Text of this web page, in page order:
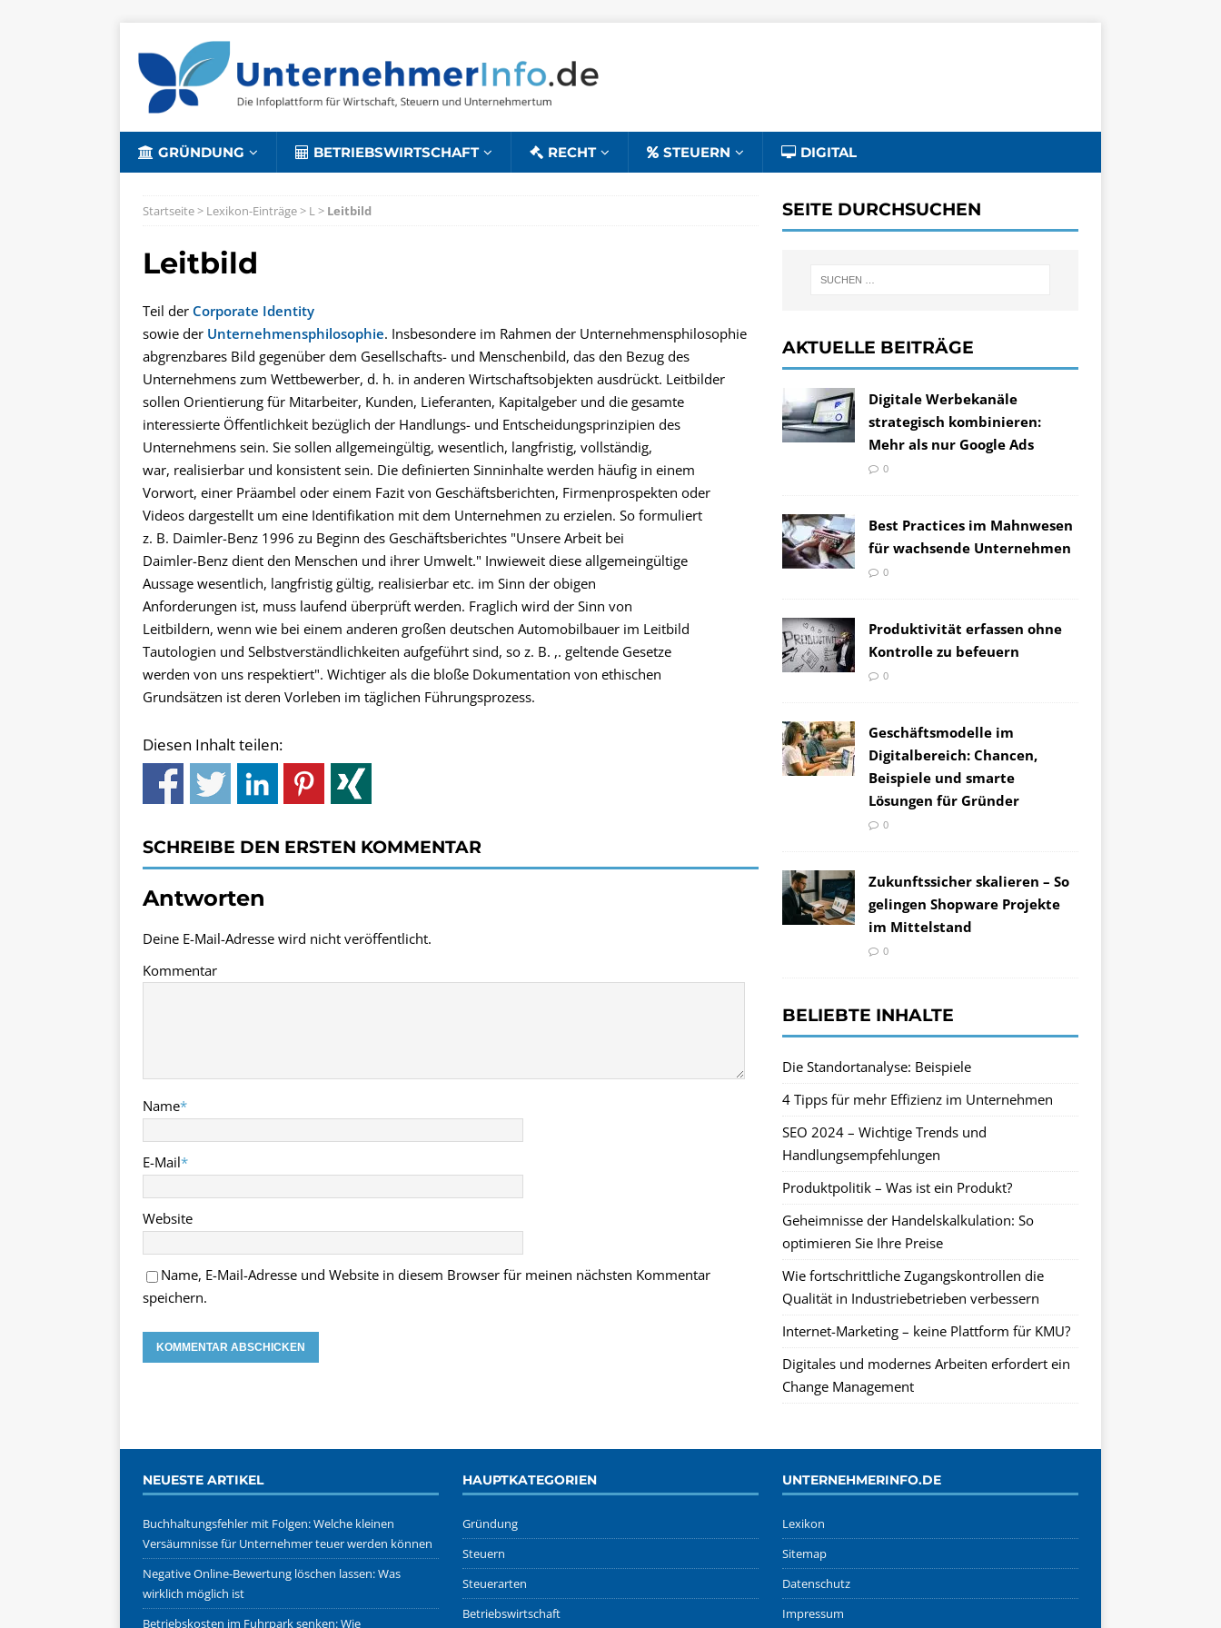
GRÜNDUNG BETRIEBSWIRTSCHAFT RECHT STEUERN DIGITAL
Startseite> Lexikon-Einträge> L> Leitbild
Leitbild
Teil der Corporate Identity
sowie der Unternehmensphilosophie. Insbesondere im Rahmen der Unternehmensphilosophie
abgrenzbares Bild gegenüber dem Gesellschafts- und Menschenbild, das den Bezug des
Unternehmens zum Wettbewerber, d. h. in anderen Wirtschaftsobjekten ausdrückt. Leitbilder
sollen Orientierung für Mitarbeiter, Kunden, Lieferanten, Kapitalgeber und die gesamte
interessierte Öffentlichkeit bezüglich der Handlungs- und Entscheidungsprinzipien des
Unternehmens sein. Sie sollen allgemeingültig, wesentlich, langfristig, vollständig,
war, realisierbar und konsistent sein. Die definierten Sinninhalte werden häufig in einem
Vorwort, einer Präambel oder einem Fazit von Geschäftsberichten, Firmenprospekten oder
Videos dargestellt um eine Identifikation mit dem Unternehmen zu erzielen. So formuliert
z. B. Daimler-Benz 1996 zu Beginn des Geschäftsberichtes "Unsere Arbeit bei
Daimler-Benz dient den Menschen und ihrer Umwelt." Inwieweit diese allgemeingültige
Aussage wesentlich, langfristig gültig, realisierbar etc. im Sinn der obigen
Anforderungen ist, muss laufend überprüft werden. Fraglich wird der Sinn von
Leitbildern, wenn wie bei einem anderen großen deutschen Automobilbauer im Leitbild
Tautologien und Selbstverständlichkeiten aufgeführt sind, so z. B. ,. geltende Gesetze
werden von uns respektiert". Wichtiger als die bloße Dokumentation von ethischen
Grundsätzen ist deren Vorleben im täglichen Führungsprozess.
Diesen Inhalt teilen:
SCHREIBE DEN ERSTEN KOMMENTAR
Antworten
Deine E-Mail-Adresse wird nicht veröffentlicht.
Kommentar
Name*
E-Mail*
Website
Name, E-Mail-Adresse und Website in diesem Browser für meinen nächsten Kommentar
speichern.
SEITE DURCHSUCHEN
AKTUELLE BEITRÄGE
Digitale Werbekanäle
strategisch kombinieren:
Mehr als nur Google Ads
0
Best Practices im Mahnwesen
für wachsende Unternehmen
0
Produktivität erfassen ohne
Kontrolle zu befeuern
0
Geschäftsmodelle im
Digitalbereich: Chancen,
Beispiele und smarte
Lösungen für Gründer
0
Zukunftssicher skalieren – So
gelingen Shopware Projekte
im Mittelstand
0
BELIEBTE INHALTE
Die Standortanalyse: Beispiele
4 Tipps für mehr Effizienz im Unternehmen
SEO 2024 – Wichtige Trends und
Handlungsempfehlungen
Produktpolitik – Was ist ein Produkt?
Geheimnisse der Handelskalkulation: So
optimieren Sie Ihre Preise
Wie fortschrittliche Zugangskontrollen die
Qualität in Industriebetrieben verbessern
Internet-Marketing – keine Plattform für KMU?
Digitales und modernes Arbeiten erfordert ein
Change Management
NEUESTE ARTIKEL
Buchhaltungsfehler mit Folgen: Welche kleinen
Versäumnisse für Unternehmer teuer werden können
Negative Online-Bewertung löschen lassen: Was
wirklich möglich ist
Betriebskosten im Fuhrpark senken: Wie
HAUPTKATEGORIEN
Gründung
Steuern
Steuerarten
Betriebswirtschaft
UNTERNEHMERINFO.DE
Lexikon
Sitemap
Datenschutz
Impressum